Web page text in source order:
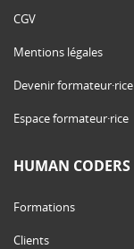
CGV
Mentions légales
Devenir formateur·rice
Espace formateur·rice
HUMAN CODERS
Formations
Clients